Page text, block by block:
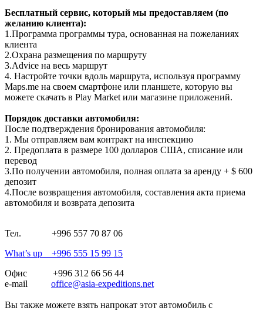
Бесплатный сервис, который мы предоставляем (по
желанию клиента):
1.Программа программы тура, основанная на пожеланиях
клиента
2.Охрана размещения по маршруту
3.Advice на весь маршрут
4. Настройте точки вдоль маршрута, используя программу
Maps.me на своем смартфоне или планшете, которую вы
можете скачать в Play Market или магазине приложений.
Порядок доставки автомобиля:
После подтверждения бронирования автомобиля:
1. Мы отправляем вам контракт на инспекцию
2. Предоплата в размере 100 долларов США, списание или
перевод
3.По получении автомобиля, полная оплата за аренду + $ 600
депозит
4.После возвращения автомобиля, составления акта приема
автомобиля и возврата депозита
Тел. +996 557 70 87 06
What’s up +996 555 15 99 15
Офис +996 312 66 56 44
e-mail office@asia-expeditions.net
Вы также можете взять напрокат этот автомобиль с